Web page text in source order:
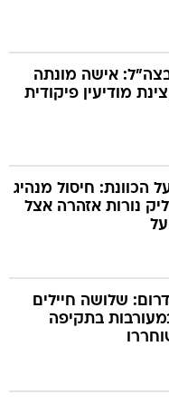
אישה מונתה
מודיעין פיקודית
הכוונת: חיסול מנהיג
נורות אזהרה אצל
שלושה חיילים
בתקיפה